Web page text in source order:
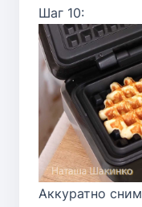
Шаг 10:
Аккуратно